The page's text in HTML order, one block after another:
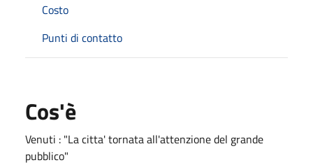
Costo
Punti di contatto
Cos'è
Venuti : "La citta' tornata all'attenzione del grande
pubblico"